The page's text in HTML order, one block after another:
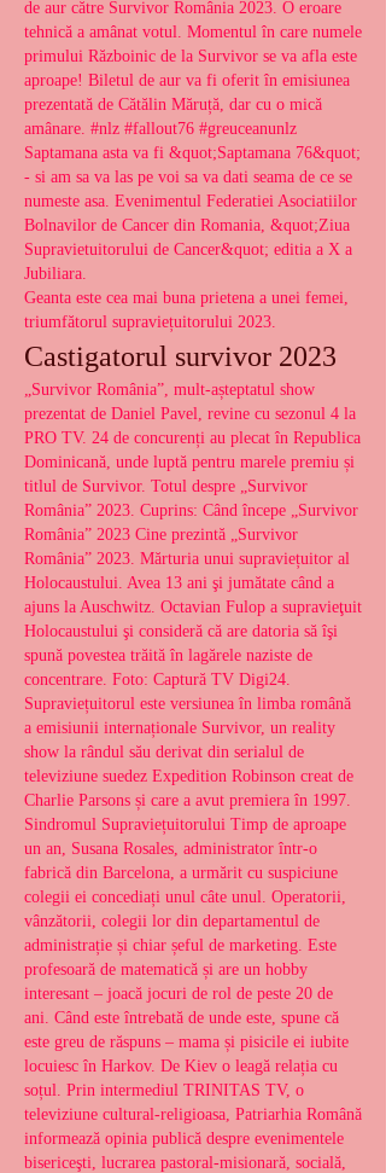
de aur către Survivor România 2023. O eroare
tehnică a amânat votul. Momentul în care numele
primului Războinic de la Survivor se va afla este
aproape! Biletul de aur va fi oferit în emisiunea
prezentată de Cătălin Măruță, dar cu o mică
amânare. #nlz #fallout76 #greuceanunlz
Saptamana asta va fi &quot;Saptamana 76&quot;
- si am sa va las pe voi sa va dati seama de ce se
numeste asa. Evenimentul Federatiei Asociatiilor
Bolnavilor de Cancer din Romania, &quot;Ziua
Supravietuitorului de Cancer&quot; editia a X a
Jubiliara.
Geanta este cea mai buna prietena a unei femei,
triumfătorul supraviețuitorului 2023.
Castigatorul survivor 2023
„Survivor România”, mult-așteptatul show
prezentat de Daniel Pavel, revine cu sezonul 4 la
PRO TV. 24 de concurenți au plecat în Republica
Dominicană, unde luptă pentru marele premiu și
titlul de Survivor. Totul despre „Survivor
România” 2023. Cuprins: Când începe „Survivor
România” 2023 Cine prezintă „Survivor
România” 2023. Mărturia unui supraviețuitor al
Holocaustului. Avea 13 ani şi jumătate când a
ajuns la Auschwitz. Octavian Fulop a supravieţuit
Holocaustului şi consideră că are datoria să îşi
spună povestea trăită în lagărele naziste de
concentrare. Foto: Captură TV Digi24.
Supraviețuitorul este versiunea în limba română
a emisiunii internaționale Survivor, un reality
show la rândul său derivat din serialul de
televiziune suedez Expedition Robinson creat de
Charlie Parsons și care a avut premiera în 1997.
Sindromul Supraviețuitorului Timp de aproape
un an, Susana Rosales, administrator într-o
fabrică din Barcelona, a urmărit cu suspiciune
colegii ei concediați unul câte unul. Operatorii,
vânzătorii, colegii lor din departamentul de
administrație și chiar șeful de marketing. Este
profesoară de matematică și are un hobby
interesant – joacă jocuri de rol de peste 20 de
ani. Când este întrebată de unde este, spune că
este greu de răspuns – mama și pisicile ei iubite
locuiesc în Harkov. De Kiev o leagă relația cu
soțul. Prin intermediul TRINITAS TV, o
televiziune cultural-religioasa, Patriarhia Română
informează opinia publică despre evenimentele
bisericeşti, lucrarea pastoral-misionară, socială,